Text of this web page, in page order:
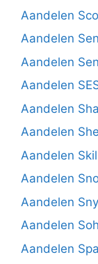
Aandelen
Aandelen
Aandelen
Aandelen
Aandelen
Aandelen
Aandelen
Aandelen
Aandelen
Aandelen
Aandelen